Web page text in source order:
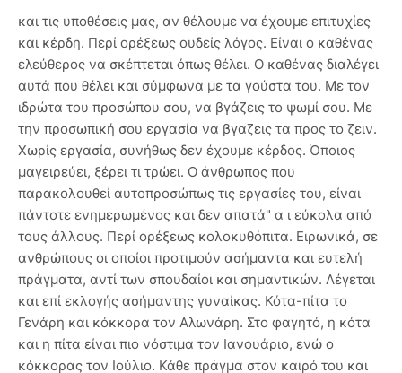
και τις υποθέσεις μας, αν θέλουμε να έχουμε επιτυχίες
και κέρδη. Περί ορέξεως ουδείς λόγος. Είναι ο καθένας
ελεύθερος να σκέπτεται όπως θέλει. Ο καθένας διαλέγει
αυτά που θέλει και σύμφωνα με τα γούστα του. Με τον
ιδρώτα του προσώπου σου, να βγάζεις το ψωμί σου. Με
την προσωπική σου εργασία να βγαζεις τα προς το ζειν.
Χωρίς εργασία, συνήθως δεν έχουμε κέρδος. Όποιος
μαγειρεύει, ξέρει τι τρώει. Ο άνθρωπος που
παρακολουθεί αυτοπροσώπως τις εργασίες του, είναι
πάντοτε ενημερωμένος και δεν απατά" α ι εύκολα από
τους άλλους. Περί ορέξεως κολοκυθόπιτα. Ειρωνικά, σε
ανθρώπους οι οποίοι προτιμούν ασήμαντα και ευτελή
πράγματα, αντί των σπουδαίοι και σημαντικών. Λέγεται
και επί εκλογής ασήμαντης γυναίκας. Κότα-πίτα το
Γενάρη και κόκκορα τον Αλωνάρη. Στο φαγητό, η κότα
και η πίτα είναι πιο νόστιμα τον Ιανουάριο, ενώ ο
κόκκορας τον Ιούλιο. Κάθε πράγμα στον καιρό του και